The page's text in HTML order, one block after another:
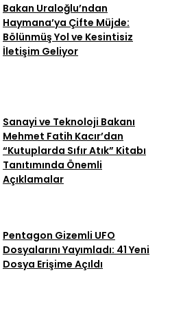
Bakan Uraloğlu’ndan
Haymana’ya Çifte Müjde:
Bölünmüş Yol ve Kesintisiz
İletişim Geliyor
Sanayi ve Teknoloji Bakanı
Mehmet Fatih Kacır’dan
“Kutuplarda Sıfır Atık” Kitabı
Tanıtımında Önemli
Açıklamalar
Pentagon Gizemli UFO
Dosyalarını Yayımladı: 41 Yeni
Dosya Erişime Açıldı